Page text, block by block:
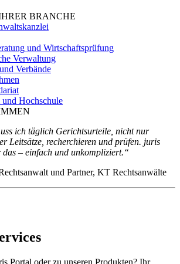
BRANCHE
und Wirtschaftsprüfung
Verwaltung
Verbände
und Hochschule
ich täglich Gerichtsurteile, nicht nur
Leitsätze, recherchieren und prüfen. juris
– einfach und unkompliziert.“
und Partner, KT Rechtsanwälte
Portal oder zu unseren Produkten? Ihr